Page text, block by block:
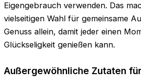
Eigengebrauch verwenden. Das
vielseitigen Wahl für gemeinsame
Genuss allein, damit jeder einen
Glückseligkeit genießen kann.
Außergewöhnliche Zutaten